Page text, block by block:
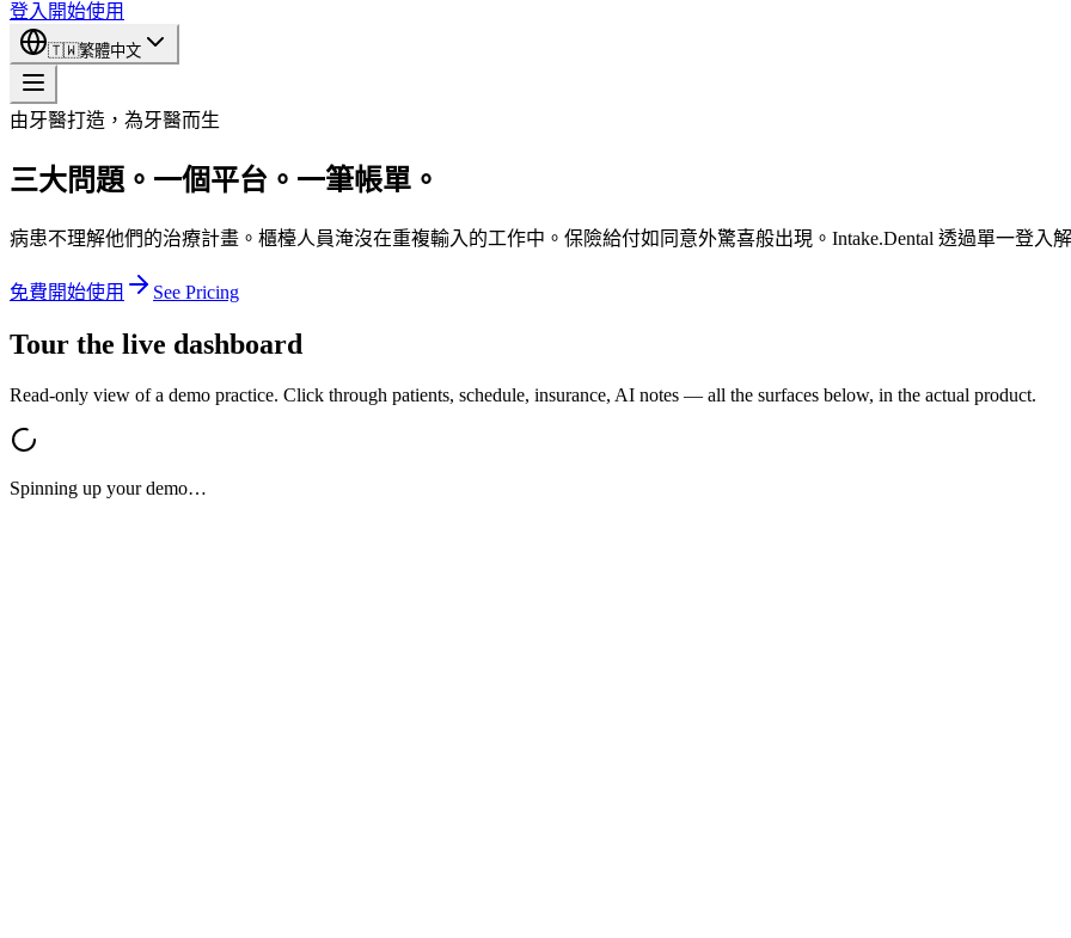
登入 開始使用
🇹🇼繁體中文
由牙醫打造，為牙醫而生
三大問題。一個平台。一筆帳單。
病患不理解他們的治療計畫。櫃檯人員淹沒在重複輸入的工作中。保險給付如同意外驚喜般出現。Intake.Dental 透過單一登
免費開始使用 See Pricing
Tour the live dashboard
Read-only view of a demo practice. Click through patients, schedule, insurance, AI notes — all the surfaces below, in the actual product.
Spinning up your demo…